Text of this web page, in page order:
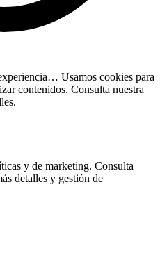
Usamos cookies para
contenidos. Consulta nuestra
y de marketing. Consulta
detalles y gestión de